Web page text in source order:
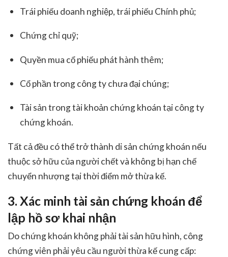
Trái phiếu doanh nghiệp, trái phiếu Chính phủ;
Chứng chỉ quỹ;
Quyền mua cổ phiếu phát hành thêm;
Cổ phần trong công ty chưa đại chúng;
Tài sản trong tài khoản chứng khoán tại công ty
chứng khoán.
Tất cả đều có thể trở thành di sản chứng khoán nếu
thuộc sở hữu của người chết và không bị hạn chế
chuyển nhượng tại thời điểm mở thừa kế.
3. Xác minh tài sản chứng khoán để
lập hồ sơ khai nhận
Do chứng khoán không phải tài sản hữu hình, công
chứng viên phải yêu cầu người thừa kế cung cấp: